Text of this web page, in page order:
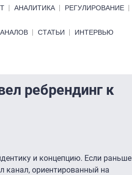
АНАЛИТИКА РЕГУЛИРОВАНИЕ
СТАТЬИ ИНТЕРВЬЮ
ребрендинг к
и концепцию. Если раньше
канал, ориентированный на